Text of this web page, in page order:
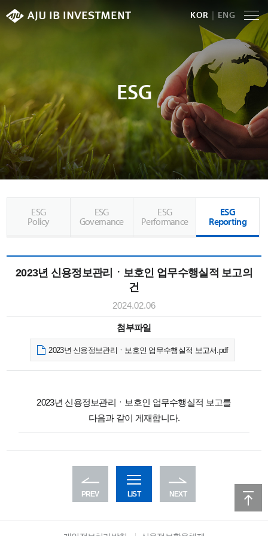
KOR ENG
ESG
ESG
Policy
ESG
Governance
ESG
Performance
ESG
Reporting
2023년 신용정보관리ㆍ보호인 업무수행실적 보고의
건
2024.02.06
첨부파일
2023년 신용정보관리ㆍ보호인 업무수행실적 보고서.pdf
2023년 신용정보관리ㆍ보호인 업무수행실적 보고를
다음과 같이 게재합니다.
PREV LIST NEXT